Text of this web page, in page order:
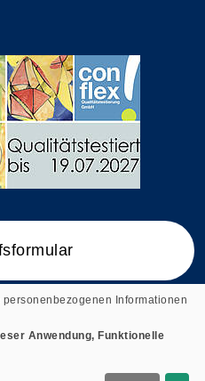
Informationen
Anwendung, Funktionelle